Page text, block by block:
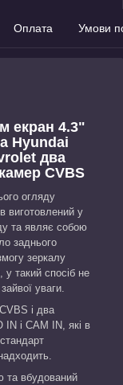
Оплата Умови
екран 4.3"
Hyundai
два
CVBS
огляду
виготовлений у
та являє собою
заднього
зеркалу
у такий спосіб не
уваги.
і два
і CAM IN, які в
та вбудований